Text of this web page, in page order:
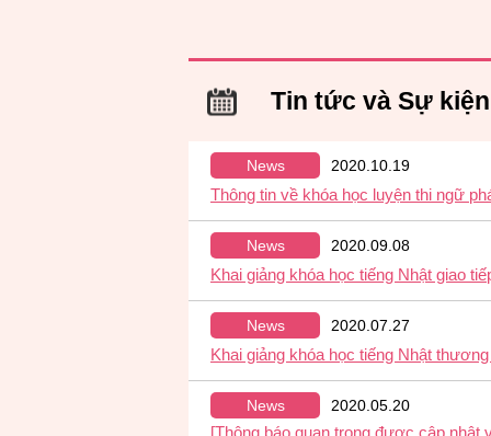
Tin tức và Sự kiện
News 2020.10.19
Thông tin về khóa học luyện thi ngữ
News 2020.09.08
Khai giảng khóa học tiếng Nhật giao
News 2020.07.27
Khai giảng khóa học tiếng Nhật
News 2020.05.20
[Thông báo quan trọng được cập nhật